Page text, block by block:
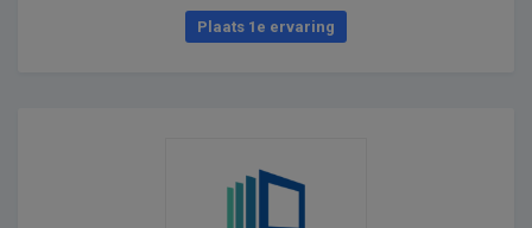
Plaats 1e ervaring